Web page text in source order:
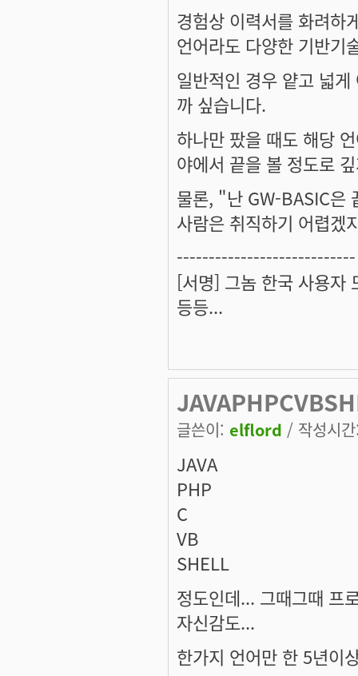
경험상 이력서를 화려하
언어라도 다양한 기반기
일반적인 경우 얕고 넓
까 싶습니다.
하나만 팠을 때도 해당
야에서 끝을 볼 정도로
물론, "난 GW-BASIC은
사람은 취직하기 어렵겠
----------------------------
[서명] 그놈 한국 사용자
등등...
글쓴이: elflord / 작성시
JAVA
PHP
C
VB
SHELL
정도인데... 그때그때 프
자신감도...
한가지 언어만 한 5년이